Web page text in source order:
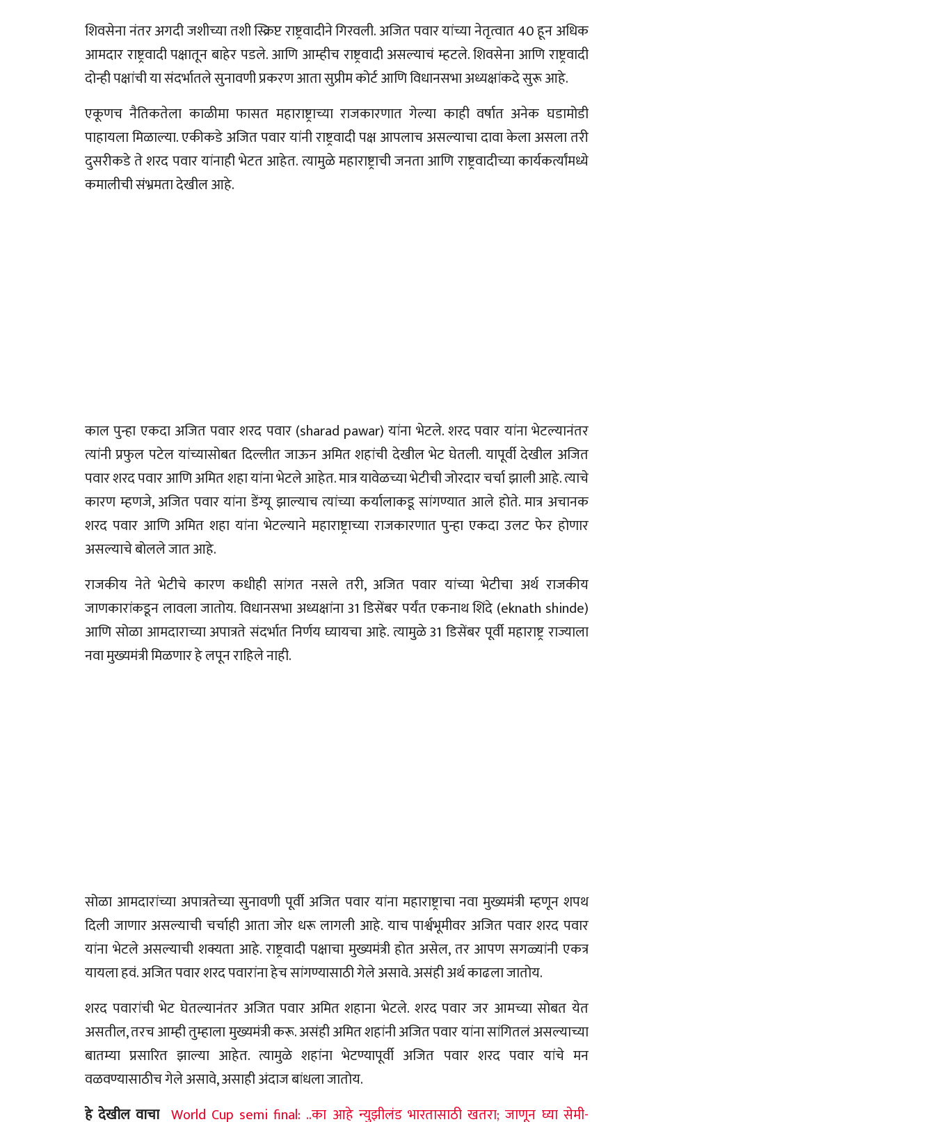
शिवसेना नंतर अगदी जशीच्या तशी स्क्रिप्ट राष्ट्रवादीने गिरवली. अजित पवार यांच्या नेतृत्वात 40 हून अधिक
आमदार राष्ट्रवादी पक्षातून बाहेर पडले. आणि आम्हीच राष्ट्रवादी असल्याचं म्हटले. शिवसेना आणि राष्ट्रवादी
दोन्ही पक्षांची या संदर्भातले सुनावणी प्रकरण आता सुप्रीम कोर्ट आणि विधानसभा अध्यक्षांकदे सुरू आहे.
एकूणच नैतिकतेला काळीमा फासत महाराष्ट्राच्या राजकारणात गेल्या काही वर्षात अनेक घडामोडी
पाहायला मिळाल्या. एकीकडे अजित पवार यांनी राष्ट्रवादी पक्ष आपलाच असल्याचा दावा केला असला तरी
दुसरीकडे ते शरद पवार यांनाही भेटत आहेत. त्यामुळे महाराष्ट्राची जनता आणि राष्ट्रवादीच्या कार्यकर्त्यांमध्ये
कमालीची संभ्रमता देखील आहे.
काल पुन्हा एकदा अजित पवार शरद पवार (sharad pawar) यांना भेटले. शरद पवार यांना भेटल्यानंतर
त्यांनी प्रफुल पटेल यांच्यासोबत दिल्लीत जाऊन अमित शहांची देखील भेट घेतली. यापूर्वी देखील अजित
पवार शरद पवार आणि अमित शहा यांना भेटले आहेत. मात्र यावेळच्या भेटीची जोरदार चर्चा झाली आहे. त्याचे
कारण म्हणजे, अजित पवार यांना डेंग्यू झाल्याच त्यांच्या कर्यालाकडू सांगण्यात आले होते. मात्र अचानक
शरद पवार आणि अमित शहा यांना भेटल्याने महाराष्ट्राच्या राजकारणात पुन्हा एकदा उलट फेर होणार
असल्याचे बोलले जात आहे.
राजकीय नेते भेटीचे कारण कधीही सांगत नसले तरी, अजित पवार यांच्या भेटीचा अर्थ राजकीय
जाणकारांकडून लावला जातोय. विधानसभा अध्यक्षांना 31 डिसेंबर पर्यंत एकनाथ शिंदे (eknath shinde)
आणि सोळा आमदाराच्या अपात्रते संदर्भात निर्णय घ्यायचा आहे. त्यामुळे 31 डिसेंबर पूर्वी महाराष्ट्र राज्याला
नवा मुख्यमंत्री मिळणार हे लपून राहिले नाही.
सोळा आमदारांच्या अपात्रतेच्या सुनावणी पूर्वी अजित पवार यांना महाराष्ट्राचा नवा मुख्यमंत्री म्हणून शपथ
दिली जाणार असल्याची चर्चाही आता जोर धरू लागली आहे. याच पार्श्वभूमीवर अजित पवार शरद पवार
यांना भेटले असल्याची शक्यता आहे. राष्ट्रवादी पक्षाचा मुख्यमंत्री होत असेल, तर आपण सगळ्यांनी एकत्र
यायला हवं. अजित पवार शरद पवारांना हेच सांगण्यासाठी गेले असावे. असंही अर्थ काढला जातोय.
शरद पवारांची भेट घेतल्यानंतर अजित पवार अमित शहाना भेटले. शरद पवार जर आमच्या सोबत येत
असतील, तरच आम्ही तुम्हाला मुख्यमंत्री करू. असंही अमित शहांनी अजित पवार यांना सांगितलं असल्याच्या
बातम्या प्रसारित झाल्या आहेत. त्यामुळे शहांना भेटण्यापूर्वी अजित पवार शरद पवार यांचे मन
वळवण्यासाठीच गेले असावे, असाही अंदाज बांधला जातोय.
हे देखील वाचा World Cup semi final: ..का आहे न्युझीलंड भारतासाठी खतरा; जाणून घ्या सेमी-